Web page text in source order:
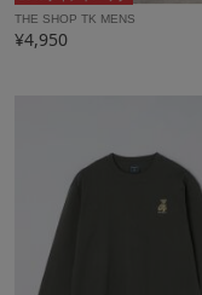
THE SHOP TK MENS
¥4,950